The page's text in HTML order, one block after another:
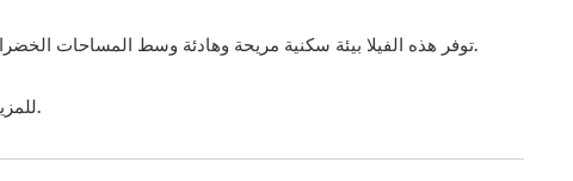
توفر هذه الفيلا بيئة سكنية مريحة وهادئة وسط المساحات الخضراء، مع سهولة الوصول إلى وسائل النقل والخدمات المختلفة.
للمزيد من المعلومات أو لحجز موعد للزيارة، يرجى التواصل معنا.